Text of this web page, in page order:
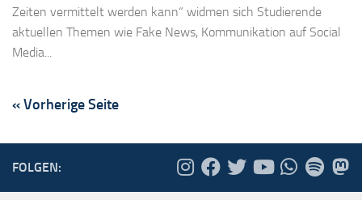
Zeiten vermittelt werden kann“ widmen sich Studierende
aktuellen Themen wie Fake News, Kommunikation auf Social
Media...
« Vorherige Seite
FOLGEN: